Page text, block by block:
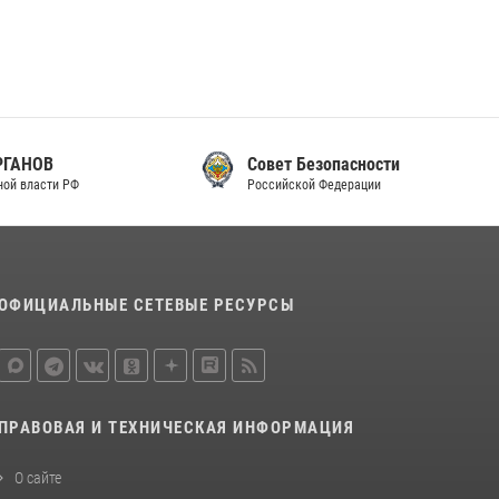
Совет Безопасности
Российской Федерации
СЕТЕВЫЕ РЕСУРСЫ
ПРАВОВАЯ И ТЕХНИЧЕСКАЯ ИНФОРМАЦИЯ
О сайте